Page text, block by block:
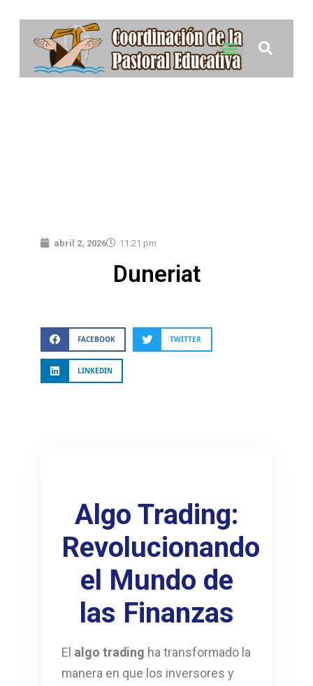
abril 2, 2026 11:21 pm
Duneriat
FACEBOOK TWITTER
LINKEDIN
Algo Trading:
Revolucionando
el Mundo de
las Finanzas
El algo trading ha transformado la
manera en que los inversores y